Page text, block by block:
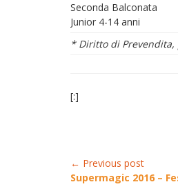
Seconda Balconata
Junior 4-14 anni
* Diritto di
[:]
← Previous post
Supermagic 2016 –